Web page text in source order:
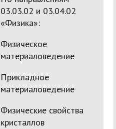
03.03.02 и 03.04.02
«Физика»:
Физическое
материаловедение
Прикладное
материаловедение
Физические свойства
кристаллов